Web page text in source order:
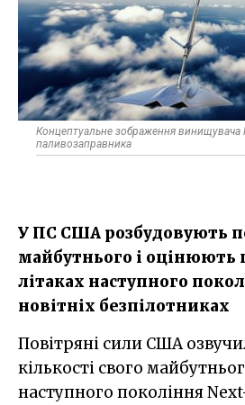
Концептуальне зображення винищувача
паливозаправника
У ПС США розбудовують
майбутнього і оцінюють
літаках наступного
новітніх безпілотниках
Повітряні сили США озвучили плани щодо
кількості свого
наступного покоління